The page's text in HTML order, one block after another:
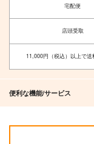
宅配便
店頭受取
11,000円（税込）以上で送
便利な機能/サービス